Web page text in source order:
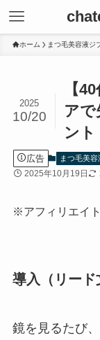
ホーム まつ毛美容液ジ
【
アで
ント
2025
10/20
広告 まつ毛美
2025年10月19日
※アフィリエイ
導入（リード
鏡を見るたび